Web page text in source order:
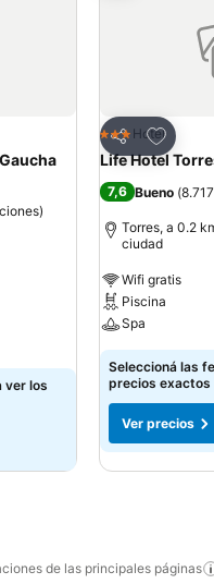
)
ver los
Compartir
Añadir
3 Estrellas
Hotel
Life Hotel
7,6 Bueno (
Torres, a 0.2
ciudad
Wifi gratis
Piscina
Spa
Seleccioná las
precios exactos
Ver precios
de las principales páginas